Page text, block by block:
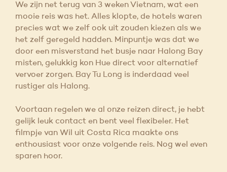
We zijn net terug van 3 weken Vietnam, wat een
mooie reis was het. Alles klopte, de hotels waren
precies wat we zelf ook uit zouden kiezen als we
het zelf geregeld hadden. Minpuntje was dat we
door een misverstand het busje naar Halong Bay
misten, gelukkig kon Hue direct voor alternatief
vervoer zorgen. Bay Tu Long is inderdaad veel
rustiger als Halong.
Voortaan regelen we al onze reizen direct, je hebt
gelijk leuk contact en bent veel flexibeler. Het
filmpje van Wil uit Costa Rica maakte ons
enthousiast voor onze volgende reis. Nog wel even
sparen hoor.